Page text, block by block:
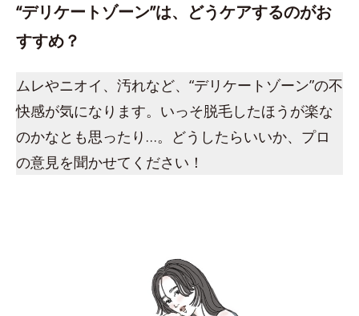
“デリケートゾーン”は、どうケアするのがお
すすめ？
ムレやニオイ、汚れなど、“デリケートゾーン”の不
快感が気になります。いっそ脱毛したほうが楽な
のかなとも思ったり…。どうしたらいいか、プロ
の意見を聞かせてください！